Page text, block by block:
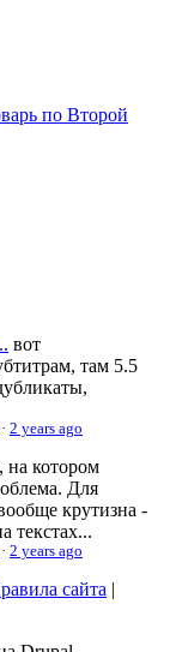
по Второй
вот
там 5.5
· 2 years ago
на котором
Для
крутизна -
текстах...
· 2 years ago
сайта |